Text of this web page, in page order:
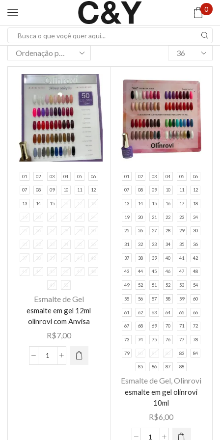
0
Products
per
01 02 03 04 05 06
07 08 09 10 11 12
13 14 15 16 17 18
19 20 21 22 23 24
25 26 27 28 29 30
31 32 33 34 35 36
37 38 39 40 41 42
43 44 45 46 47 48
49 52
Esmalte de Gel
esmalte em gel 12ml
olinrovi com Anvisa
R$7,00
esmalte
Este
produto
tem várias
variantes.
As opções
podem ser
01 02 03 04 05 06
07 08 09 10 11 12
13 14 15 16 17 18
19 20 21 22 23 24
25 26 27 28 29 30
31 32 33 34 35 36
37 38 39 40 41 42
43 44 45 46 47 48
49 52 51 52 53 54
55 56 57 58 59 60
61 62 63 64 65 66
67 68 69 70 71 72
73 74 75 76 77 78
79 80 81 82 83 84
85 86 87 88
Esmalte de Gel,Olinrovi
esmalte em gel olinrovi
10ml
R$6,00
Este
produto
tem várias
variantes.
As opções